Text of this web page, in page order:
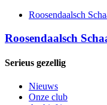
Roosendaalsch
Roosendaalsch
Serieus gezellig
Nieuws
Onze club